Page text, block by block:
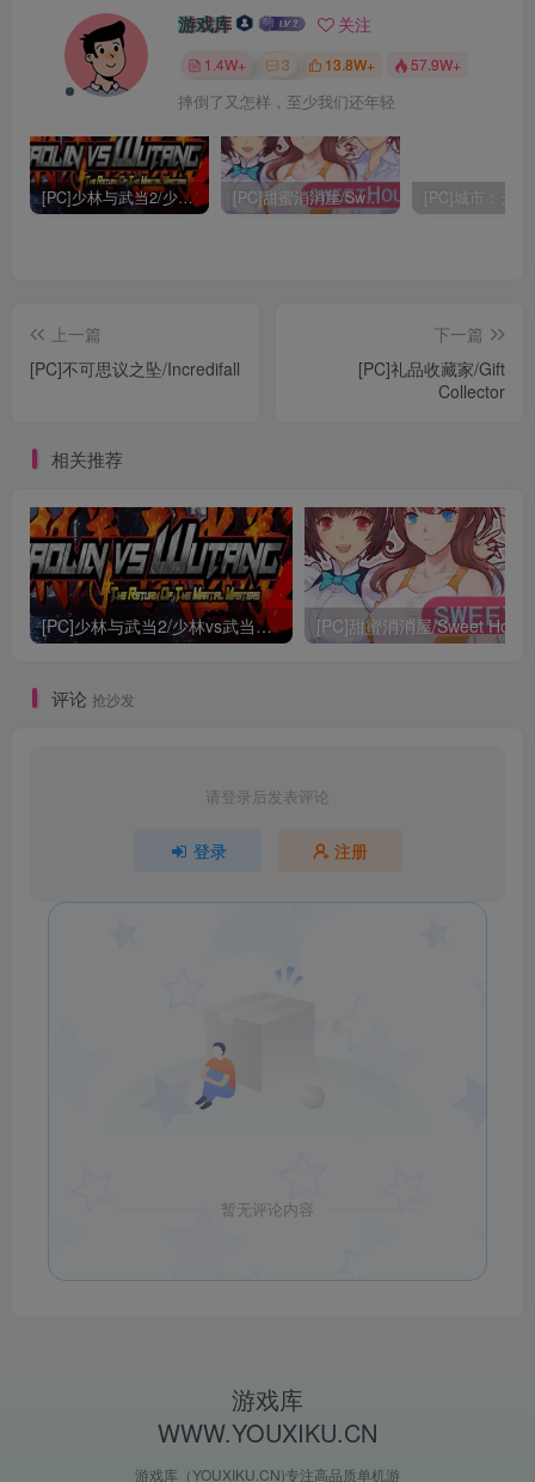
游戏库 关注
1.4W+ 3 13.8W+ 57.9W+
摔倒了又怎样，至少我们还年轻
[PC]少林与武当2/少林vs武当2/Shaolin vs Wutang 2 [PC]甜蜜消消屋/Sweet House
上一篇
[PC]不可思议之坠/Incredifall
下一篇
[PC]礼品收藏家/Gift
Collector
相关推荐
[PC]少林与武当2/少林vs武当2/Shaolin vs Wutang 2 [PC]甜蜜消消屋/Sweet
评论 抢沙发
请登录后发表评论
登录 注册
暂无评论内容
游戏库
WWW.YOUXIKU.CN
游戏库（YOUXIKU.CN)专注高品质单机游